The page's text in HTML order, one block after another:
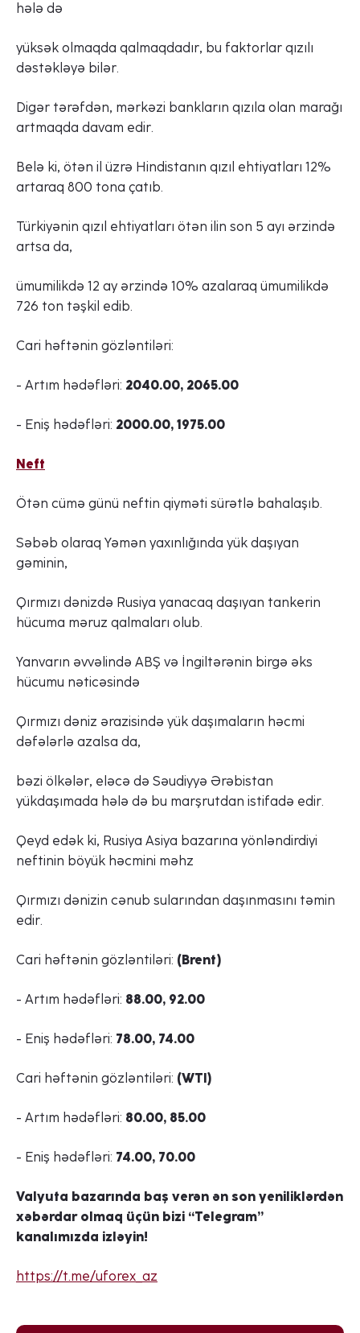
hələ də
yüksək olmaqda qalmaqdadır, bu faktorlar qızılı
dəstəkləyə bilər.
Digər tərəfdən, mərkəzi bankların qızıla olan marağı
artmaqda davam edir.
Belə ki, ötən il üzrə Hindistanın qızıl ehtiyatları 12%
artaraq 800 tona çatıb.
Türkiyənin qızıl ehtiyatları ötən ilin son 5 ayı ərzində
artsa da,
ümumilikdə 12 ay ərzində 10% azalaraq ümumilikdə
726 ton təşkil edib.
Cari həftənin gözləntiləri:
- Artım hədəfləri: 2040.00, 2065.00
- Eniş hədəfləri: 2000.00, 1975.00
Neft
Ötən cümə günü neftin qiyməti sürətlə bahalaşıb.
Səbəb olaraq Yəmən yaxınlığında yük daşıyan
gəminin,
Qırmızı dənizdə Rusiya yanacaq daşıyan tankerin
hücuma məruz qalmaları olub.
Yanvarın əvvəlində ABŞ və İngiltərənin birgə əks
hücumu nəticəsində
Qırmızı dəniz ərazisində yük daşımaların həcmi
dəfələrlə azalsa da,
bəzi ölkələr, eləcə də Səudiyyə Ərəbistan
yükdaşımada hələ də bu marşrutdan istifadə edir.
Qeyd edək ki, Rusiya Asiya bazarına yönləndirdiyi
neftinin böyük həcmini məhz
Qırmızı dənizin cənub sularından daşınmasını təmin
edir.
Cari həftənin gözləntiləri: (Brent)
- Artım hədəfləri: 88.00, 92.00
- Eniş hədəfləri: 78.00, 74.00
Cari həftənin gözləntiləri: (WTI)
- Artım hədəfləri: 80.00, 85.00
- Eniş hədəfləri: 74.00, 70.00
Valyuta bazarında baş verən ən son yeniliklərdən
xəbərdar olmaq üçün bizi “Telegram”
kanalımızda izləyin!
https://t.me/uforex_az